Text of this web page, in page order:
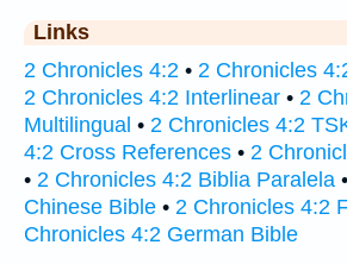
Links
2 Chronicles 4:2 • 2 Chronicles
2 Chronicles 4:2 Interlinear • 2
Multilingual • 2 Chronicles 4:2
4:2 Cross References • 2
• 2 Chronicles 4:2 Biblia Paralela •
Chinese Bible • 2 Chronicles 4:2
Chronicles 4:2 German Bible